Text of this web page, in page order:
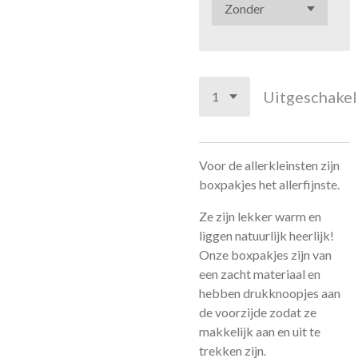
Voor de allerkleinsten zijn
boxpakjes het allerfijnste.
Ze zijn lekker warm en
liggen natuurlijk heerlijk!
Onze boxpakjes zijn van
een zacht materiaal en
hebben drukknoopjes aan
de voorzijde zodat ze
makkelijk aan en uit te
trekken zijn.